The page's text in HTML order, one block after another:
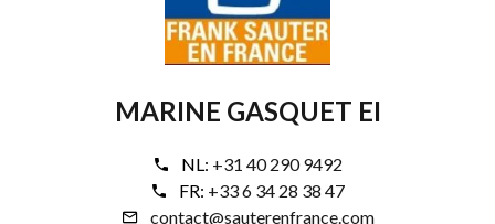
MARINE GASQUET EI
NL: +31 40 290 9492
FR: +33 6 34 28 38 47
contact@sauterenfrance.com